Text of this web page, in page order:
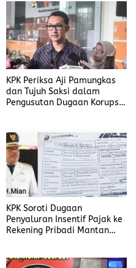
KPK Periksa Aji Pamungkas
dan Tujuh Saksi dalam
Pengusutan Dugaan Korupsi
KPK Soroti Dugaan
Penyaluran Insentif Pajak ke
Rekening Pribadi Mantan